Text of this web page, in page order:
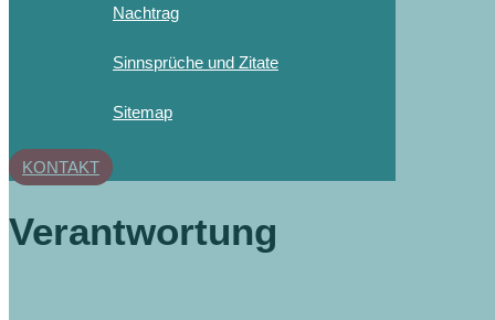
Nachtrag
Sinnsprüche und Zitate
Sitemap
KONTAKT
Verantwortung